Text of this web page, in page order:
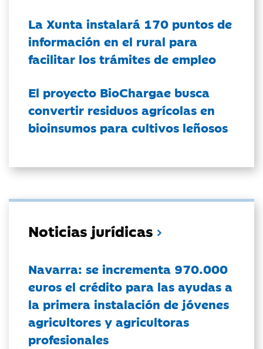
La Xunta instalará 170 puntos de
información en el rural para
facilitar los trámites de empleo
El proyecto BioChargae busca
convertir residuos agrícolas en
bioinsumos para cultivos leñosos
Noticias jurídicas
Navarra: se incrementa 970.000
euros el crédito para las ayudas a
la primera instalación de jóvenes
agricultores y agricultoras
profesionales